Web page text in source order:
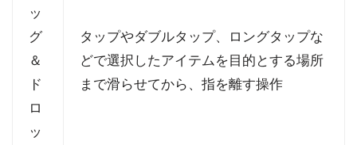
ッ
グ
＆
ド
ロ
ッ
タップやダブルタップ、ロングタップな
どで選択したアイテムを目的とする場所
まで滑らせてから、指を離す操作